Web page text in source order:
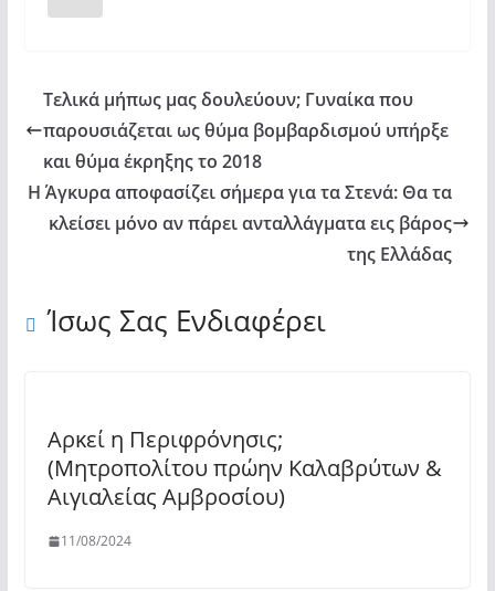
Τελικά μήπως μας δουλεύουν; Γυναίκα που
παρουσιάζεται ως θύμα βομβαρδισμού υπήρξε
και θύμα έκρηξης το 2018
Η Άγκυρα αποφασίζει σήμερα για τα Στενά: Θα τα
κλείσει μόνο αν πάρει ανταλλάγματα εις βάρος
της Ελλάδας
Ίσως Σας Ενδιαφέρει
Αρκεί η Περιφρόνησις;
(Μητροπολίτου πρώην Καλαβρύτων &
Αιγιαλείας Αμβροσίου)
11/08/2024